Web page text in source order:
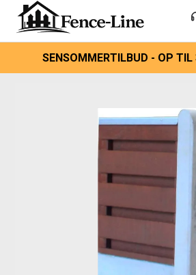
SENSOMMERTILBUD - OP